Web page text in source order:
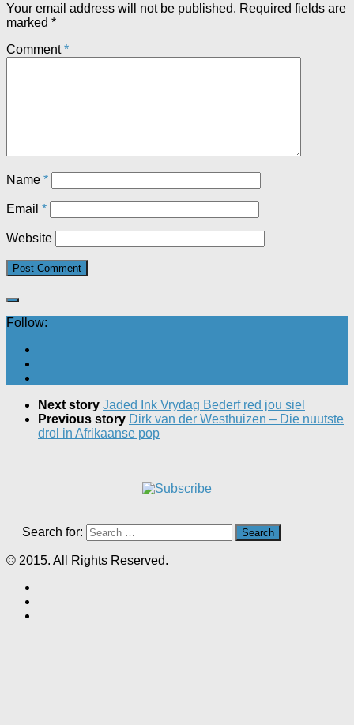
Your email address will not be published. Required fields are
marked *
Comment*
Name *
Email *
Website
Follow:
Next story Jaded Ink Vrydag Bederf red jou siel
Previous story Dirk van der Westhuizen – Die nuutste
drol in Afrikaanse pop
Search for:
© 2015. All Rights Reserved.